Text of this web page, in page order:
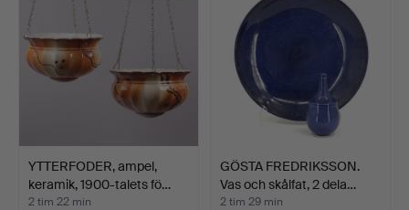
YTTERFODER, ampel,
keramik, 1900-talets fö…
2 tim 22 min
GÖSTA FREDRIKSSON.
Vas och skålfat, 2 dela…
2 tim 29 min